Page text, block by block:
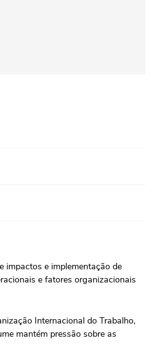
impactos e implementação de
e fatores organizacionais
Internacional do Trabalho,
mantém pressão sobre as